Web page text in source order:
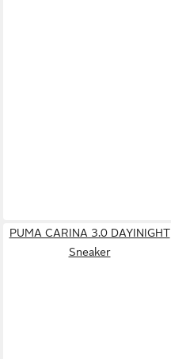
PUMA CARINA 3.0 DAYINIGHT
Sneaker